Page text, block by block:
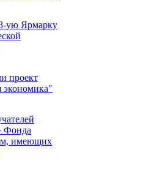
ую Ярмарку
проект
имеющих